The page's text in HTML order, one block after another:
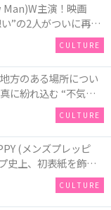
主演！映画
い”の2人がついに再
望が交錯する運命の
CULTURE
方のある場所につい
に紛れ込む “不気味
CULTURE
(メンズプレッピ
史上、初表紙を飾
クタイ＆ジャケッ
たCoolな姿で登場
CULTURE